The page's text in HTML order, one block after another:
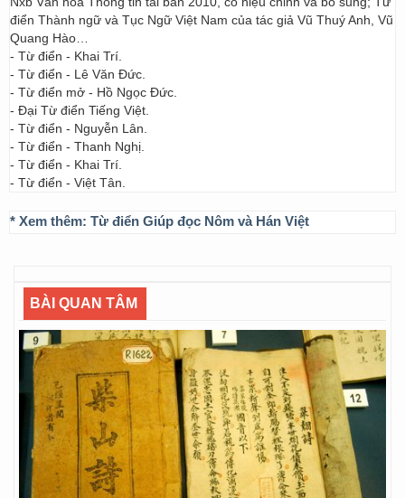
điển Thành ngữ và Tục Ngữ Việt Nam của tác giả Vũ Thuý Anh, Vũ
Quang Hào…
- Từ điển - Khai Trí.
- Từ điển - Lê Văn Đức.
- Từ điển mở - Hồ Ngọc Đức.
- Đại Từ điển Tiếng Việt.
- Từ điển - Nguyễn Lân.
- Từ điển - Thanh Nghị.
- Từ điển - Khai Trí.
- Từ điển - Việt Tân.
* Xem thêm: Từ điển Giúp đọc Nôm và Hán Việt
BÀI QUAN TÂM